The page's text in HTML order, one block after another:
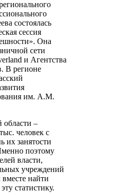
состоялась
сессия
Она
сети
и Агентства
В регионе
им. А.М.
области –
человек с
их занятости
поэтому
власти,
учреждений
найти
статистику.